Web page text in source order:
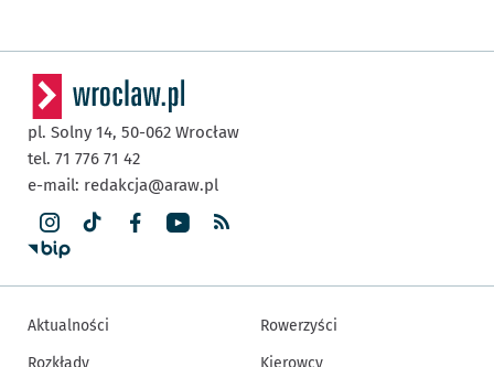
pl. Solny 14, 50-062 Wrocław
tel. 71 776 71 42
e-mail: redakcja@araw.pl
Aktualności
Rozkłady
Rowerzyści
Kierowcy